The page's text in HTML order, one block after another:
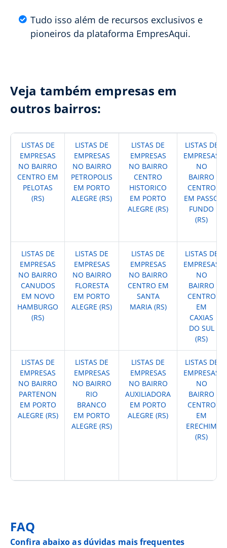
Tudo isso além de recursos exclusivos e
pioneiros da plataforma EmpresAqui.
Veja também empresas em
outros bairros:
LISTAS DE
EMPRESAS
NO BAIRRO
CENTRO EM
PELOTAS
(RS)
LISTAS DE
EMPRESAS
NO BAIRRO
PETROPOLIS
EM PORTO
ALEGRE (RS)
LISTAS DE
EMPRESAS
NO BAIRRO
CENTRO
HISTORICO
EM PORTO
ALEGRE (RS)
LISTAS DE
EMPRESAS
NO
BAIRRO
CENTRO
EM PASSO
FUNDO
(RS)
LISTAS DE
EMPRESAS
NO BAIRRO
CANUDOS
EM NOVO
HAMBURGO
(RS)
LISTAS DE
EMPRESAS
NO BAIRRO
FLORESTA
EM PORTO
ALEGRE (RS)
LISTAS DE
EMPRESAS
NO BAIRRO
CENTRO EM
SANTA
MARIA (RS)
LISTAS DE
EMPRESAS
NO
BAIRRO
CENTRO
EM
CAXIAS
DO SUL
(RS)
LISTAS DE
EMPRESAS
NO BAIRRO
PARTENON
EM PORTO
ALEGRE (RS)
LISTAS DE
EMPRESAS
NO BAIRRO
RIO
BRANCO
EM PORTO
ALEGRE (RS)
LISTAS DE
EMPRESAS
NO BAIRRO
AUXILIADORA
EM PORTO
ALEGRE (RS)
LISTAS DE
EMPRESAS
NO
BAIRRO
CENTRO
EM
ERECHIM
(RS)
FAQ
Confira abaixo as dúvidas mais frequentes